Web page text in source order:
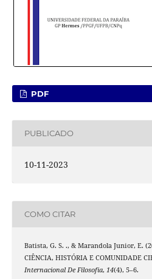
PDF
PUBLICADO
10-11-2023
COMO CITAR
Batista, G. S. ., & Marandola Junior, E.
CIÊNCIA, HISTÓRIA E COMUNIDADE
Internacional De Filosofia, 14(4), 5–6.